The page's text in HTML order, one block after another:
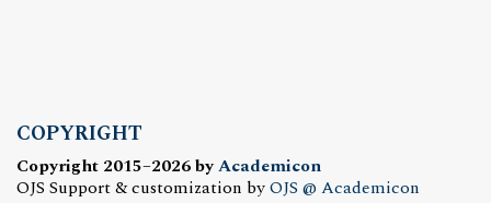
COPYRIGHT
Copyright 2015–2026 byAcademicon
OJS Support & customization byOJS @ Academicon